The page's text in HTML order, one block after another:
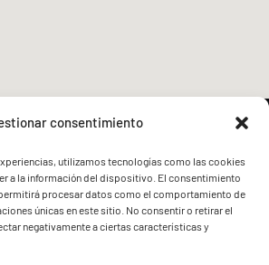
consentimiento
utilizamos tecnologías como las cookies
a la información del dispositivo. El consentimiento
procesar datos como el comportamiento de
únicas en este sitio. No consentir o retirar el
negativamente a ciertas características y
FVG - BGF